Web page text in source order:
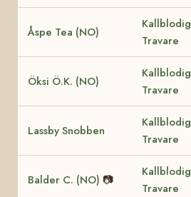
Åspe Tea (NO)
Kallblodig
Travare
Öksi Ö.K. (NO)
Kallblodig
Travare
Lassby Snobben
Kallblodig
Travare
Balder C. (NO) 📷
Kallblodig
Travare